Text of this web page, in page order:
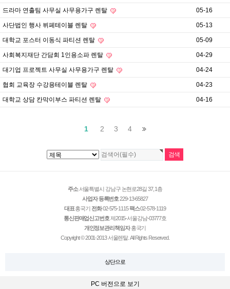
드라마 연출팀 사무실 사무용가구 렌탈 05-16
사단법인 행사 뷔페테이블 렌탈 05-13
대학교 포스터 이동식 파티션 렌탈 05-09
사회복지재단 간담회 1인용소파 렌탈 04-29
대기업 프로젝트 사무실 사무용가구 렌탈 04-24
협회 교육장 수강용테이블 렌탈 04-23
대학교 상담 칸막이부스 파티션 렌탈 04-16
1 2 3 4
주소서울특별시 강남구 논현로28길 37, 1층
사업자 등록번호229-13-65827
대표홍국기 전화02-575-1115팩스02-578-1119
통신판매업신고번호제2015-서울강남-03777호
개인정보관리책임자홍국기
Copyright © 2001-2013 서울렌탈. All Rights Reserved.
상단으로
PC 버전으로 보기